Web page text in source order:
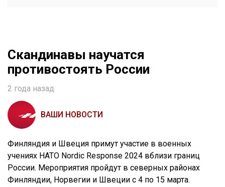
Скандинавы научатся
противостоять России
2 года назад
ВАШИ НОВОСТИ
Финляндия и Швеция примут участие в военных
учениях НАТО Nordic Response 2024 вблизи границ
России. Мероприятия пройдут в северных районах
Финляндии, Норвегии и Швеции с 4 по 15 марта.